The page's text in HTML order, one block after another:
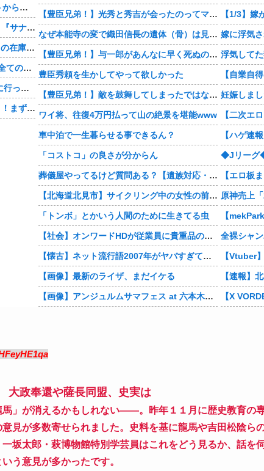
【緊急】NHK職員が番組出演タレントから性被害 PTSDを発症し休職へ
【速報】高市首相の被災地視察動画、『サナのプロモーションビデオ』すぎて炎上
【速報】ヒカキンさん、『ONICHA』の在庫1万4400本を熊本県に発送
息子のオ●ニーを発見したワイの嫁、全ての対応を間違えてしまう…
面接官「君メンタルは強い？ 精神科に行った事は？ そういう薬飲んでたりしない？」→
【怒報】企業「あなたを特別スカウト！まずはカジュアル面談をしませんか？」 ワイ「ん？話だけでも聞いてやるか…」→
【豊臣兄弟！】光秀と秀吉が会ったのってマジ・・・？
なぜ本能寺の変で織田信長の遺体（骨）は見つからなかったのか
【豊臣兄弟！】与一郎があんなに早く死ぬの史実・・・？
豊臣秀頼を生かしてやって欲しかった
【豊臣兄弟！】敵を鼓舞してしまったではないか！って・・・・
ワイ将、往復4万円払って山の絶景を堪能www
車中泊で一生暮らせる事できるん？
「コストコ」の良さが分からん
葬儀屋やってるけど質問ある？【遺族対応・夜勤】
【北海道北見市】サイクリング中の女性の前にクマが突然飛び出す！ビックリしたのか慌てて森に戻る
「トンボ」とかいう人間のために生きてる虫
【社会】オンワードHDが従業員に貴重品の常時携行を義務付け 熊本地震被災を受けて
【懐古】ネット流行語2007年がヤバすぎてワロッタァｗｗｗｗｗｗｗｗ
【画像】最新のライザ、まだイケる
【画像】アンジュルムサマフェス at 六本木の客層がヤバイ・・・
原神売上
全裸シャ
政奉還や薩長同盟、史実は
」が消えるかもしれない――。昨年１１月に歴史教育の
見が多数寄せられました。史料を基に龍馬や吉田松陰ら
坂太郎・萩博物館特別学芸員はこれをどう見るか、話を伺
う意見が多かったです。